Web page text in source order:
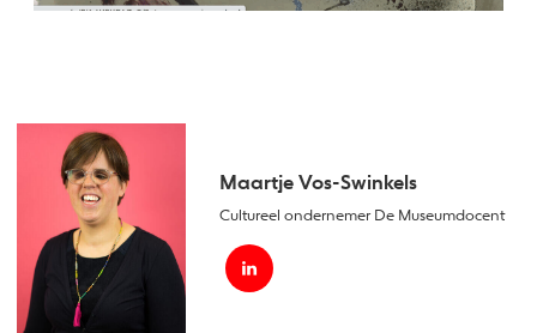
Maartje Vos-Swinkels
Cultureel ondernemer De Museumdocent